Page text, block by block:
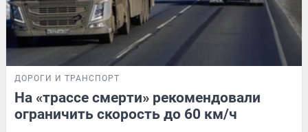
ДОРОГИ И ТРАНСПОРТ
На «трассе смерти» рекомендовали
ограничить скорость до 60 км/ч